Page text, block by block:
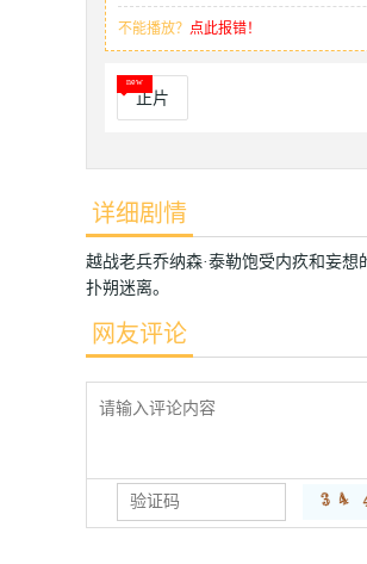
不能播放？ 点此报错！
正片
详细剧情
越战老兵乔纳森·泰勒饱受内疚和妄
扑朔迷离。
网友评论